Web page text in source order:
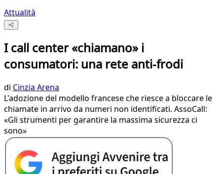
Attualità
I call center «chiamano» i
consumatori: una rete anti-frodi
di Cinzia Arena
L'adozione del modello francese che riesce a bloccare le
chiamate in arrivo da numeri non identificati. AssoCall:
«Gli strumenti per garantire la massima sicurezza ci
sono»